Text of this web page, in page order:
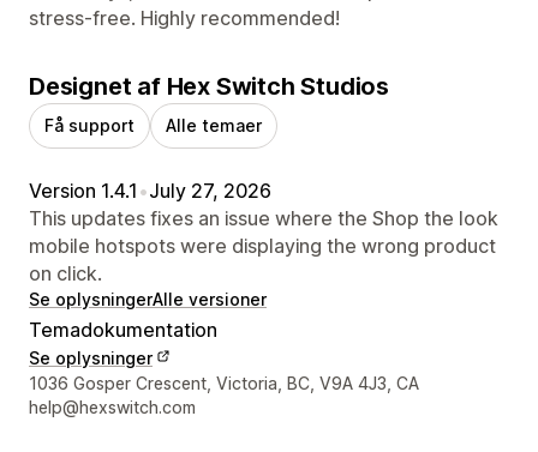
stress-free. Highly recommended!
Designet af Hex Switch Studios
Få support Alle temaer
Version 1.4.1 •July 27, 2026
This updates fixes an issue where the Shop the look
mobile hotspots were displaying the wrong product
on click.
Se oplysningerAlle versioner
Temadokumentation
Se oplysninger
Se kontaktoplysninger
1036 Gosper Crescent, Victoria, BC, V9A 4J3, CA
help@hexswitch.com